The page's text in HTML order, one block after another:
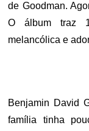
de Goodman.
O álbum traz
melancólica e
Benjamin David
família tinha